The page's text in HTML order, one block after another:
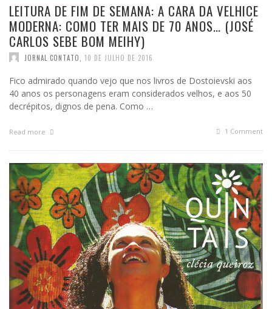
LEITURA DE FIM DE SEMANA: A CARA DA VELHICE
MODERNA: COMO TER MAIS DE 70 ANOS… (JOSÉ
CARLOS SEBE BOM MEIHY)
JORNAL CONTATO 10 DE JULHO DE 2016
Fico admirado quando vejo que nos livros de Dostoievski aos
40 anos os personagens eram considerados velhos, e aos 50
decrépitos, dignos de pena. Como …
Read more 1 Comment